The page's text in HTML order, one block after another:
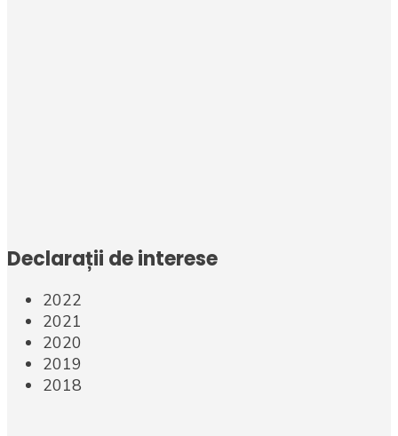
Declarații de interese
2022
2021
2020
2019
2018